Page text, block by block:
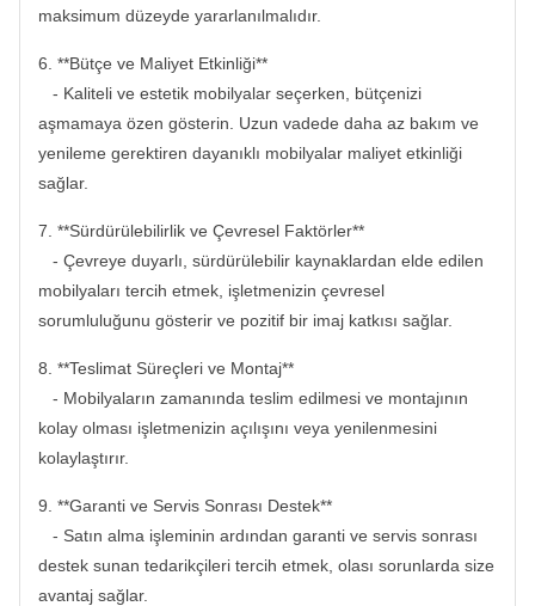
maksimum düzeyde yararlanılmalıdır.
6. **Bütçe ve Maliyet Etkinliği**
- Kaliteli ve estetik mobilyalar seçerken, bütçenizi
aşmamaya özen gösterin. Uzun vadede daha az bakım ve
yenileme gerektiren dayanıklı mobilyalar maliyet etkinliği
sağlar.
7. **Sürdürülebilirlik ve Çevresel Faktörler**
- Çevreye duyarlı, sürdürülebilir kaynaklardan elde edilen
mobilyaları tercih etmek, işletmenizin çevresel
sorumluluğunu gösterir ve pozitif bir imaj katkısı sağlar.
8. **Teslimat Süreçleri ve Montaj**
- Mobilyaların zamanında teslim edilmesi ve montajının
kolay olması işletmenizin açılışını veya yenilenmesini
kolaylaştırır.
9. **Garanti ve Servis Sonrası Destek**
- Satın alma işleminin ardından garanti ve servis sonrası
destek sunan tedarikçileri tercih etmek, olası sorunlarda size
avantaj sağlar.